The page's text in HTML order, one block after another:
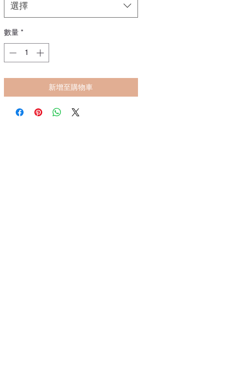
選擇
數量 *
新增至購物車